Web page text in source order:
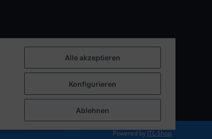
Powered by JTL-Shop
Alle akzeptieren
Konfigurieren
Ablehnen